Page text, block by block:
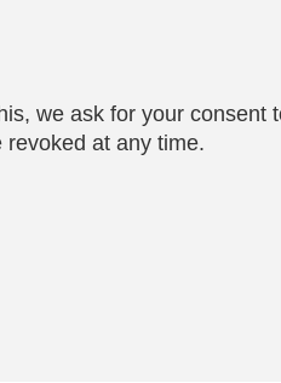
we ask for your consent
at any time.